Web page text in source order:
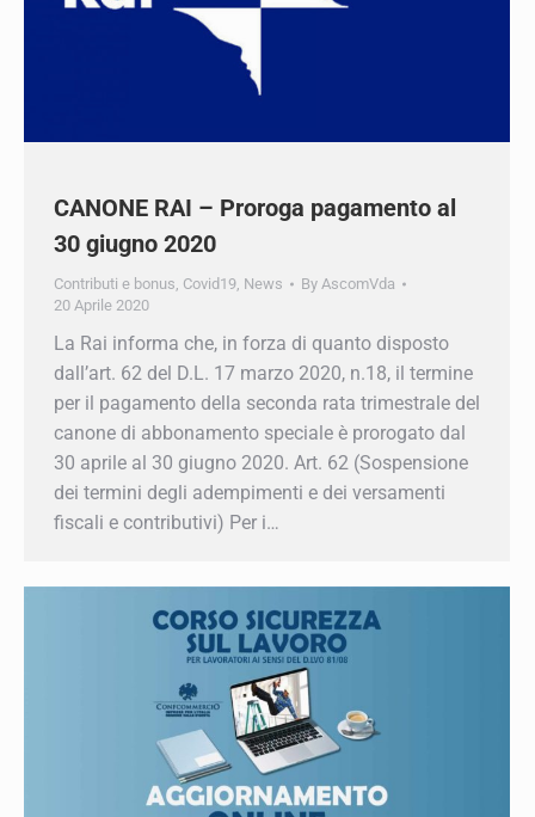
CANONE RAI – Proroga pagamento al
30 giugno 2020
Contributi e bonus, Covid19, News By AscomVda
20 Aprile 2020
La Rai informa che, in forza di quanto disposto
dall’art. 62 del D.L. 17 marzo 2020, n.18, il
termine per il pagamento della seconda rata
trimestrale del canone di abbonamento speciale
è prorogato dal 30 aprile al 30 giugno 2020. Art.
62 (Sospensione dei termini degli adempimenti
e dei versamenti fiscali e contributivi) Per i…